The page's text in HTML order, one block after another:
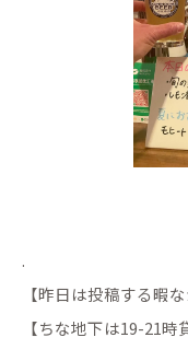
.
【昨日は投稿する暇
【ちな地下は19-21時